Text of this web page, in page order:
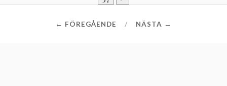
← FÖREGÅENDE NÄSTA →